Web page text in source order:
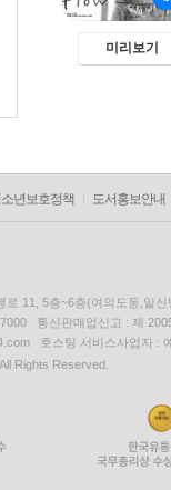
미리보기
년보호정책 도서홍보안내
로 11, 5층~6층(여의도동,일신
통신판매업신고 : 제
호스팅 서비스사업자 :
Rights Reserved.